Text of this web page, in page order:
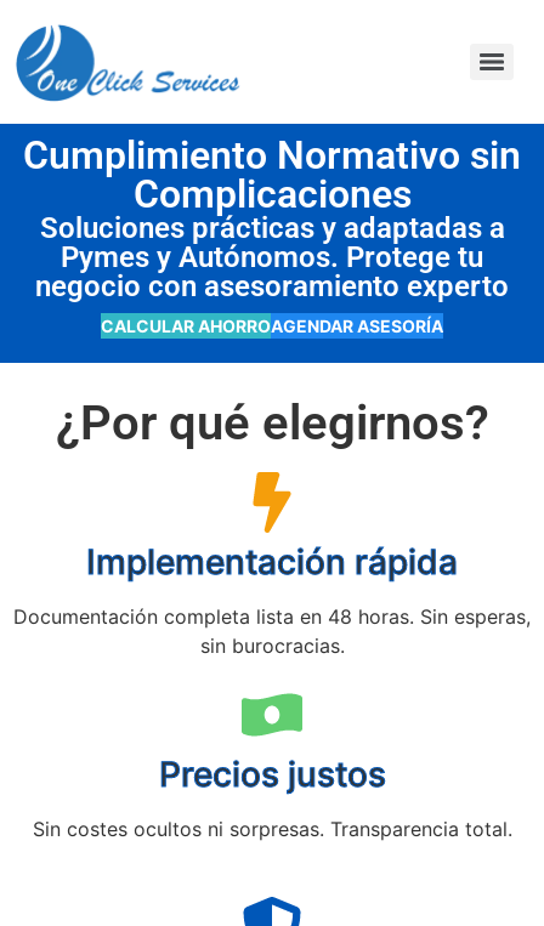
Cumplimiento Normativo sin
Complicaciones
Soluciones prácticas y adaptadas a
Pymes y Autónomos. Protege tu
negocio con asesoramiento experto
CALCULAR AHORROAGENDAR ASESORÍA
¿Por qué elegirnos?
Implementación rápida
Documentación completa lista en 48 horas. Sin esperas,
sin burocracias.
Precios justos
Sin costes ocultos ni sorpresas. Transparencia total.